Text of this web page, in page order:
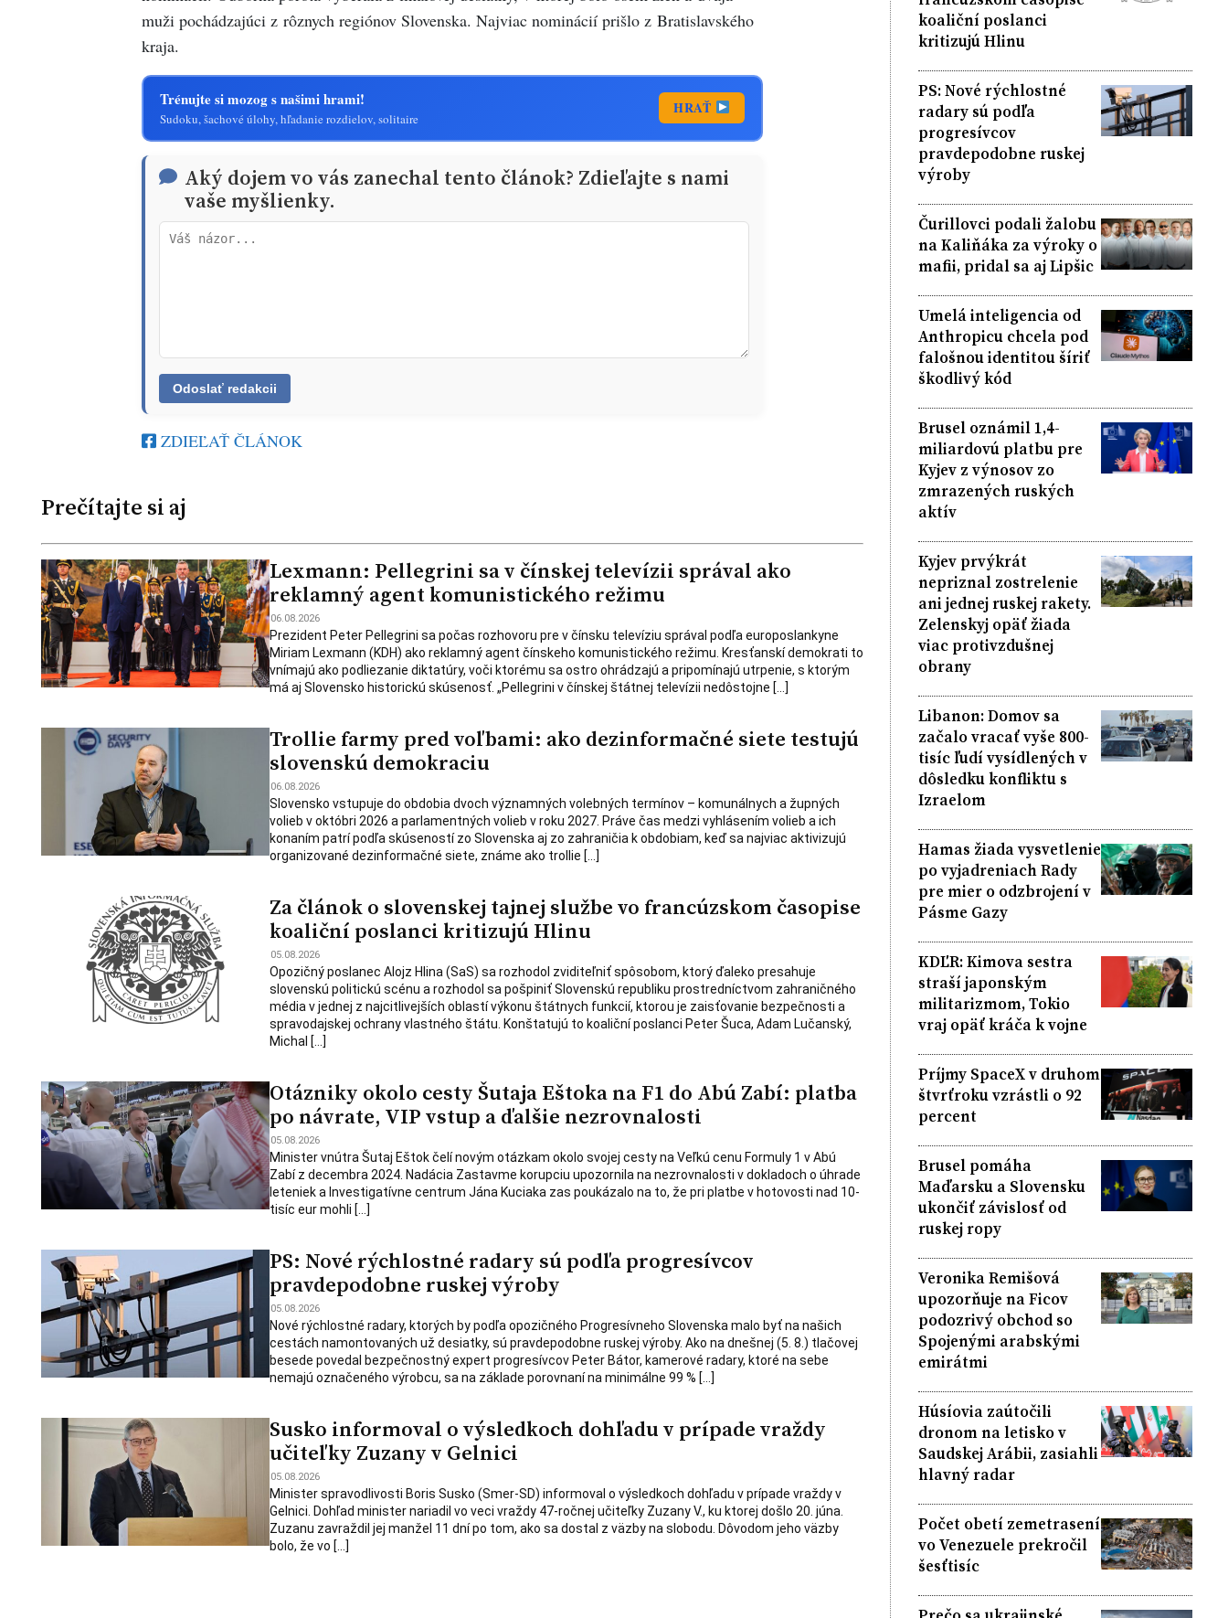
muži pochádzajúci z rôznych regiónov Slovenska. Najviac nominácií prišlo z Bratislavského
kraja.
Trénujte si mozog s našimi hrami!
Sudoku, šachové úlohy, hľadanie rozdielov, solitaire
HRAŤ
Aký dojem vo vás zanechal tento článok? Zdieľajte s nami
vaše myšlienky.
ZDIEĽAŤ ČLÁNOK
Prečítajte si aj
Lexmann: Pellegrini sa v čínskej televízii správal ako
reklamný agent komunistického režimu
06.08.2026
Prezident Peter Pellegrini sa počas rozhovoru pre v čínsku televíziu správal podľa europoslankyne
Miriam Lexmann (KDH) ako reklamný agent čínskeho komunistického režimu. Kresťanskí demokrati to
vnímajú ako podliezanie diktatúry, voči ktorému sa ostro ohrádzajú a pripomínajú utrpenie, s ktorým
má aj Slovensko historickú skúsenosť. „Pellegrini v čínskej štátnej televízii nedôstojne […]
Trollie farmy pred voľbami: ako dezinformačné siete testujú
slovenskú demokraciu
06.08.2026
Slovensko vstupuje do obdobia dvoch významných volebných termínov – komunálnych a župných
volieb v októbri 2026 a parlamentných volieb v roku 2027. Práve čas medzi vyhlásením volieb a ich
konaním patrí podľa skúseností zo Slovenska aj zo zahraničia k obdobiam, keď sa najviac aktivizujú
organizované dezinformačné siete, známe ako trollie […]
Za článok o slovenskej tajnej službe vo francúzskom časopise
koaliční poslanci kritizujú Hlinu
05.08.2026
Opozičný poslanec Alojz Hlina (SaS) sa rozhodol zviditeľniť spôsobom, ktorý ďaleko presahuje
slovenskú politickú scénu a rozhodol sa pošpiniť Slovenskú republiku prostredníctvom zahraničného
média v jednej z najcitlivejších oblastí výkonu štátnych funkcií, ktorou je zaisťovanie bezpečnosti a
spravodajskej ochrany vlastného štátu. Konštatujú to koaliční poslanci Peter Šuca, Adam Lučanský,
Michal […]
Otázniky okolo cesty Šutaja Eštoka na F1 do Abú Zabí: platba
po návrate, VIP vstup a ďalšie nezrovnalosti
05.08.2026
Minister vnútra Šutaj Eštok čelí novým otázkam okolo svojej cesty na Veľkú cenu Formuly 1 v Abú
Zabí z decembra 2024. Nadácia Zastavme korupciu upozornila na nezrovnalosti v dokladoch o úhrade
leteniek a Investigatívne centrum Jána Kuciaka zas poukázalo na to, že pri platbe v hotovosti nad 10-
tisíc eur mohli […]
PS: Nové rýchlostné radary sú podľa progresívcov
pravdepodobne ruskej výroby
05.08.2026
Nové rýchlostné radary, ktorých by podľa opozičného Progresívneho Slovenska malo byť na našich
cestách namontovaných už desiatky, sú pravdepodobne ruskej výroby. Ako na dnešnej (5. 8.) tlačovej
besede povedal bezpečnostný expert progresívcov Peter Bátor, kamerové radary, ktoré na sebe
nemajú označeného výrobcu, sa na základe porovnaní na minimálne 99 % […]
Susko informoval o výsledkoch dohľadu v prípade vraždy
učiteľky Zuzany v Gelnici
05.08.2026
Minister spravodlivosti Boris Susko (Smer-SD) informoval o výsledkoch dohľadu v prípade vraždy v
Gelnici. Dohľad minister nariadil vo veci vraždy 47-ročnej učiteľky Zuzany V., ku ktorej došlo 20. júna.
Zuzanu zavraždil jej manžel 11 dní po tom, ako sa dostal z väzby na slobodu. Dôvodom jeho väzby
bolo, že vo […]
koaliční poslanci
kritizujú Hlinu
PS: Nové rýchlostné
radary sú podľa
progresívcov
pravdepodobne ruskej
výroby
Čurillovci podali žalobu
na Kaliňáka za výroky o
mafii, pridal sa aj Lipšic
Umelá inteligencia od
Anthropicu chcela pod
falošnou identitou šíriť
škodlivý kód
Brusel oznámil 1,4-
miliardovú platbu pre
Kyjev z výnosov zo
zmrazených ruských
aktív
Kyjev prvýkrát
nepriznal zostrelenie
ani jednej ruskej rakety.
Zelenskyj opäť žiada
viac protivzdušnej
obrany
Libanon: Domov sa
začalo vracať vyše 800-
tisíc ľudí vysídlených v
dôsledku konfliktu s
Izraelom
Hamas žiada vysvetlenie
po vyjadreniach Rady
pre mier o odzbrojení v
Pásme Gazy
KDĽR: Kimova sestra
straší japonským
militarizmom, Tokio
vraj opäť kráča k vojne
Príjmy SpaceX v druhom
štvrťroku vzrástli o 92
percent
Brusel pomáha
Maďarsku a Slovensku
ukončiť závislosť od
ruskej ropy
Veronika Remišová
upozorňuje na Ficov
podozrivý obchod so
Spojenými arabskými
emirátmi
Húsíovia zaútočili
dronom na letisko v
Saudskej Arábii, zasiahli
hlavný radar
Počet obetí zemetrasení
vo Venezuele prekročil
šesťtisíc